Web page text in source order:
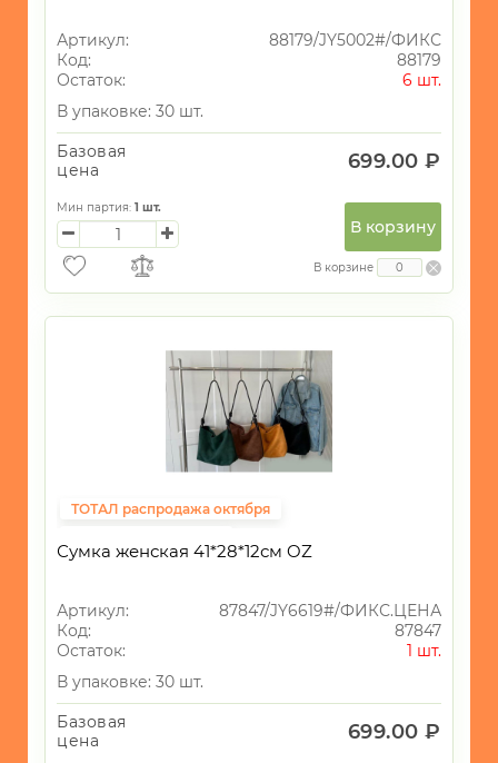
Артикул:
88179/JY5002#/ФИКС
Код:
88179
Остаток:
6 шт.
В упаковке: 30 шт.
Базовая
цена
699.00 ₽
Мин партия: 1 шт.
В корзину
В корзине
ТОТАЛ распродажа октября
Сумка женская 41*28*12см OZ
Артикул:
87847/JY6619#/ФИКС.ЦЕНА
Код:
87847
Остаток:
1 шт.
В упаковке: 30 шт.
Базовая
цена
699.00 ₽